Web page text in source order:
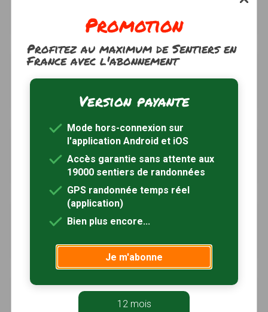
15.5 km Tracé GPS
Circuit du Mont Saint-Siméonà 6km
Noyon, Oise (60)
11 km
Circuit Saint-Lucien à 7km
Caisnes, Oise (60)
9.5 km Tracé GPS
Circuit de la verse
14 km
Circuit de Magnyà 8km
Promotion
Profitez au maximum de Sentiers en
France avec l'abonnement
Version payante
Mode hors-connexion sur
l'application Android et iOS
Accès garantie sans attente aux
19000 sentiers de randonnées
GPS randonnée temps réel
(application)
Bien plus encore...
Je m'abonne
12 mois